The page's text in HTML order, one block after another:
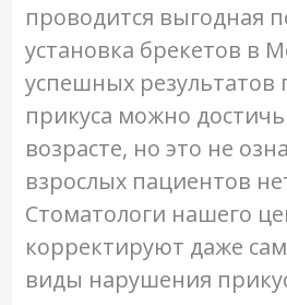
проводится выгодная
установка брекетов в
успешных результатов
прикуса можно
возрасте, но это не
взрослых пациентов
Стоматологи нашего
корректируют даже
виды нарушения